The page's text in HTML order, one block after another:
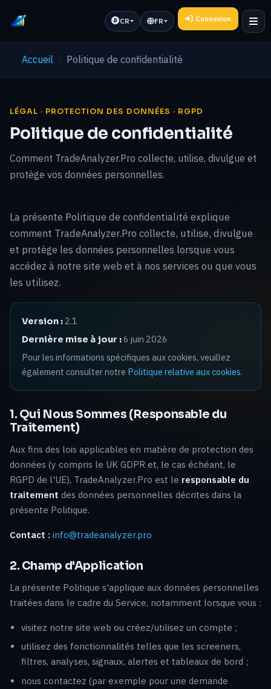
CR FR Connexion
Accueil Politique de confidentialité
LÉGAL · PROTECTION DES DONNÉES · RGPD
Politique de confidentialité
Comment TradeAnalyzer.Pro collecte, utilise, divulgue et
protège vos données personnelles.
La présente Politique de confidentialité explique
comment TradeAnalyzer.Pro collecte, utilise, divulgue
et protège les données personnelles lorsque vous
accédez à notre site web et à nos services ou que vous
les utilisez.
Version : 2.1
Dernière mise à jour :6 juin 2026
Pour les informations spécifiques aux cookies, veuillez
également consulter notre Politique relative aux cookies.
1. Qui Nous Sommes (Responsable du
Traitement)
Aux fins des lois applicables en matière de protection des
données (y compris le UK GDPR et, le cas échéant, le
RGPD de l'UE), TradeAnalyzer.Pro est le responsable du
traitement des données personnelles décrites dans la
présente Politique.
Contact : info@tradeanalyzer.pro
2. Champ d'Application
La présente Politique s'applique aux données personnelles
traitées dans le cadre du Service, notamment lorsque vous :
visitez notre site web ou créez/utilisez un compte ;
utilisez des fonctionnalités telles que les screeners,
filtres, analyses, signaux, alertes et tableaux de bord ;
nous contactez (par exemple pour une demande